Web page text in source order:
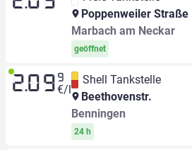
Poppenweiler Straße
Marbach am Neckar
geöffnet
2.09 9
€/l
Shell Tankstelle
Beethovenstr.
Benningen
24 h